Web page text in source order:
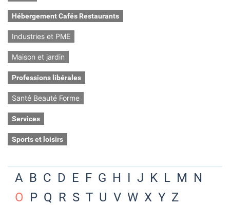
Hébergement Cafés Restaurants
Industries et PME
Maison et jardin
Professions libérales
Santé Beauté Forme
Services
Sports et loisirs
A B C D E F G H I J K L M N
O P Q R S T U V W X Y Z